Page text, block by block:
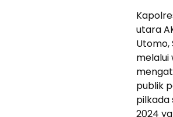
utara
Utomo,
melalui
publik
2024